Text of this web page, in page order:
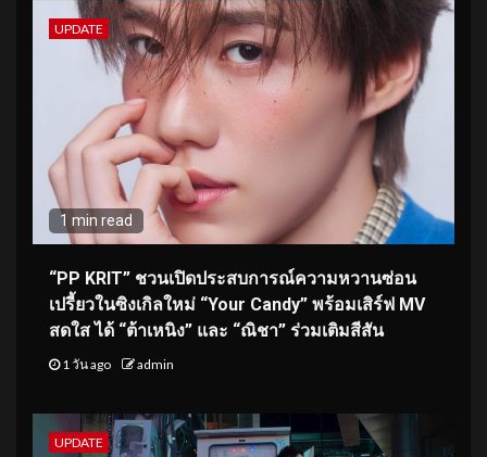
UPDATE
1 min read
“PP KRIT” ชวนเปิดประสบการณ์ความหวานซ่อน
เปรี้ยวในซิงเกิลใหม่ “Your Candy” พร้อมเสิร์ฟ MV
สดใส ได้ “ต้าเหนิง” และ “ณิชา” ร่วมเติมสีสัน
1 วัน ago admin
UPDATE